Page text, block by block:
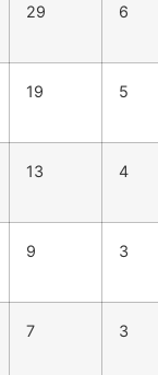
29 6
19 5
13 4
9 3
7 3